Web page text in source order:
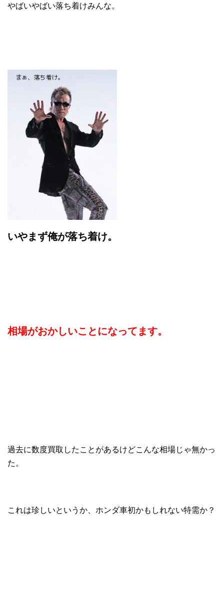
やばいやばい落ち着けみんな。
いやまず俺が落ち着け。
相場がおかしいことになってます。
過去に数度買取したことがあるけどこんな相場じゃ無かっ
た。
これは珍しいというか、ホンダ車初かもしれない特需か？